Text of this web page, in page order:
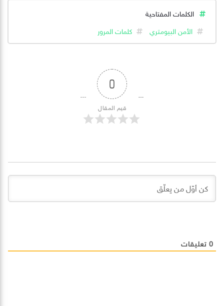
الكلمات المفتاحية
الأمن البيومتري
كلمات المرور
0
قيم المقال
0 تعليقات